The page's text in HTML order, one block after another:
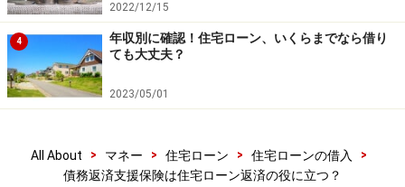
2022/12/15
4
年収別に確認！住宅ローン、いくらまでなら借り
ても大丈夫？
2023/05/01
All About > マネー > 住宅ローン > 住宅ローンの借入
>
債務返済支援保険は住宅ローン返済の役に立つ？